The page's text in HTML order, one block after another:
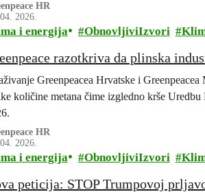
HR
2026.
i energija ObnovljiviIzvori
razotkriva da plinska
Greenpeacea Hrvatske i
količine metana čime izgledno krše
HR
2026.
i energija ObnovljiviIzvori
peticija: STOP Trumpovoj